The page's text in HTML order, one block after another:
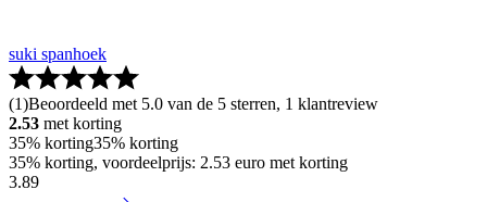
suki spanhoek
(1)Beoordeeld met 5.0 van de 5 sterren, 1 klantreview
2.53 met korting
35% korting35% korting
35% korting, voordeelprijs: 2.53 euro met korting
3.89